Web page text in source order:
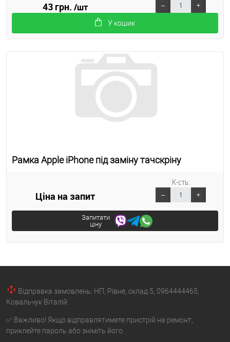
43 грн./шт
У кошик
Рамка Apple iPhone під заміну тачскріну
Ціна на запит
Запитати
ціну
К-сть:
Відправка замовлень: НП, Рівне, склад 5, 0964444465,
Ковальчук Віталій.
✅ Важливо! Якщо відправлятимете пристрій на ремонт,
приклейте пароль або зніміть його.